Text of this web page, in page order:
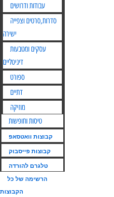
עבודות ודרושים
סדרות,סרטים וצפייה
ישירה
עסקים ומטבעות
דיגיטליים
ספורט
דתיים
מוזיקה
טיסות וחופשות
קבוצות וואטסאפ
קבוצות פייסבוק
טלגרם להורדה
הרשימה של כל
הקבוצות